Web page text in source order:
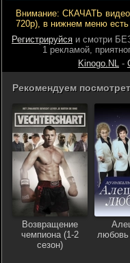
Внимание: СКАЧАТЬ
720р), в нижнем меню есть
Регистрируйся и смотри
1 рекламой,
Kinogo.NL -
Рекомендуем
Возвращение
чемпиона (1-2
сезон)
любовь